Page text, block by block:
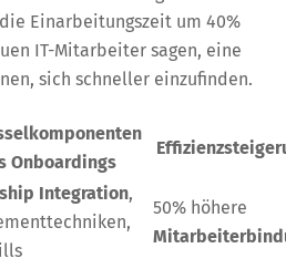
Einarbeitungszeit um 40%
IT-Mitarbeiter sagen, eine
sich schneller einzufinden.
Onboardings
Integration,
50% höhere